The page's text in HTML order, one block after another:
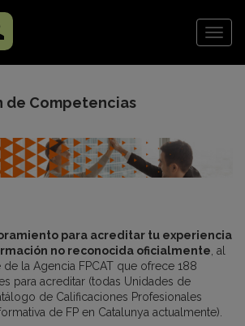
de Competencias
para acreditar tu experiencia
no reconocida oficialmente , al
la Agencia FPCAT que ofrece 188
para acreditar (todas Unidades de
de Calificaciones Profesionales
de FP en Catalunya actualmente).